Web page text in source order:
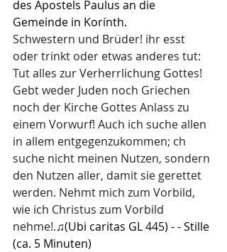
des Apostels Paulus an die
Gemeinde in Korínth.
Schwestern und Brüder! ihr esst
oder trinkt oder etwas anderes tut:
Tut alles zur Verherrlichung Gottes!
Gebt weder Juden noch Griechen
noch der Kirche Gottes Anlass zu
einem Vorwurf! Auch ich suche allen
in allem entgegenzukommen; ch
suche nicht meinen Nutzen, sondern
den Nutzen aller, damit sie gerettet
werden. Nehmt mich zum Vorbild,
wie ich Christus zum Vorbild
nehme!.♫(Ubi caritas GL 445) - - Stille
(ca. 5 Minuten)